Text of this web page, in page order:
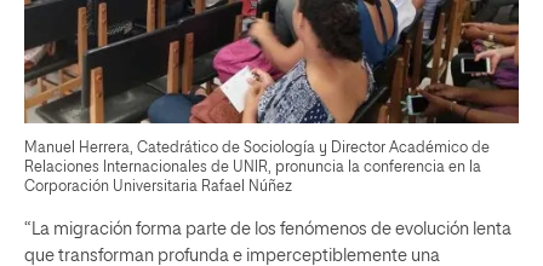
Manuel Herrera, Catedrático de Sociología y Director Académico de
Relaciones Internacionales de UNIR, pronuncia la conferencia en la
Corporación Universitaria Rafael Núñez
“La migración forma parte de los fenómenos de evolución lenta
que transforman profunda e imperceptiblemente una